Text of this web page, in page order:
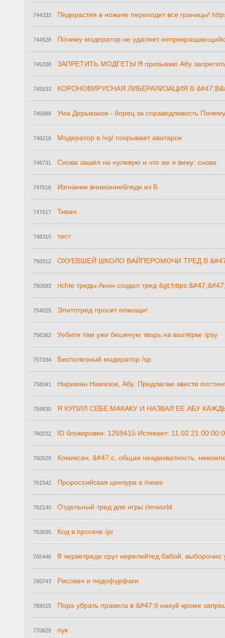
744333 Педерастия в ножаче переходит все границы!
744528 Почему модератор не удаляет
745338 ЗАПРЕТИТЬ МОДГЕТЫ Я призываю Абу
745533 КОРОНОВИРУСНАЯ ЛИБЕРАЛИЗАЦИЯ В
745988 Ума Дерьмаков - борец за справедливость Почему
746216 Модератор в /vg/ покрывает аватарок
746731 Снова зашёл на нулевую и что же я вижу: снова
747516 Изгнание вниманиебляди из Б
747617 Тивач
748315 тест
750012 ОХУЕВШЕЙ ШКОЛО ВАЙПЕРОМОЧИ ТРЕД В
750683 richie треды Анон создал тред
754025 Элитотред просит помощи!
756362 Уебите там уже бешеную тварь на вахтёрке /psy
757334 Бесполезный модератор /sp
758041 Нариман Намазов, Абу. Предлагаю ввести постинг
759830 Я КУПИЛ СЕБЕ МАКАКУ И НАЗВАЛ ЕЕ АБУ
760232 ID блокировки: 1269415 Истекает: 11.02.21
760529 Комиксач, &#47;c, общая неадекватность,
761542 Пророссийская цензура в /news
762140 Отдельный тред для игры rimworld
763695 Код в прогаче /pr
765446 В черветреде срут нерелейтед бабой, выборочно
765743 Рисовач и педофурфаги
769015 Пора убрать правила в &#47;б нахуй кроме
770628 пук